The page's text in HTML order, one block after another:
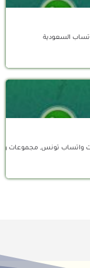
السعودية
واتساب تونس,